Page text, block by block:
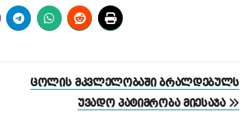
ცოლის მკვლელობაში ბრალდებულს
უვადო პატიმრობა მიესაჯა